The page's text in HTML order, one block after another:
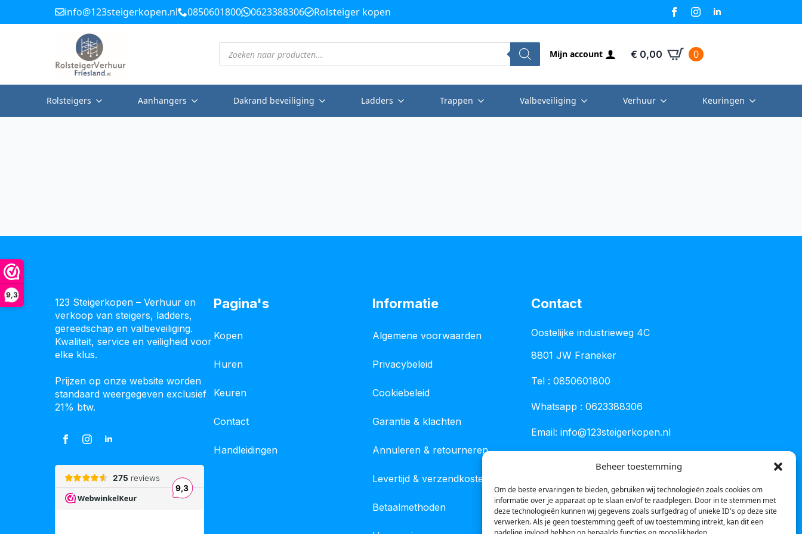
9,3
Beheer toestemming
Om de beste ervaringen te bieden, gebruiken wij technologieën zoals cookies om
informatie over je apparaat op te slaan en/of te raadplegen. Door in te stemmen met
deze technologieën kunnen wij gegevens zoals surfgedrag of unieke ID's op deze site
verwerken. Als je geen toestemming geeft of uw toestemming intrekt, kan dit een
info@123steigerkopen.nl 0850601800 0623388306 Rolsteiger kopen
Producten
zoeken Mijn account € 0,00 0
Rolsteigers Aanhangers Dakrand beveiliging Ladders Trappen Valbeveiliging Verhuur Keuringen
123 Steigerkopen – Verhuur en
verkoop van steigers, ladders,
gereedschap en valbeveiliging.
Kwaliteit, service en veiligheid voor
elke klus.
Prijzen op onze website worden
standaard weergegeven exclusief
21% btw.
Pagina's
Kopen
Huren
Keuren
Contact
Handleidingen
Informatie
Algemene voorwaarden
Privacybeleid
Cookiebeleid
Garantie & klachten
Annuleren & retourneren
Levertijd & verzendkosten
Betaalmethoden
Contact
Oostelijke industrieweg 4C
8801 JW Franeker
Tel : 0850601800
Whatsapp : 0623388306
Email: info@123steigerkopen.nl